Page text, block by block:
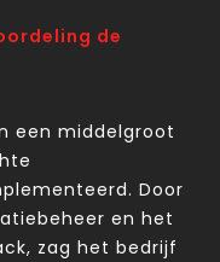
de
een middelgroot
Door
en het
zag het bedrijf